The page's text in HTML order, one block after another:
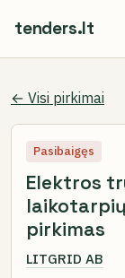
tenders.lt
← Visi pirkimai
Pasibaigęs
Elektros
pirkimas
LITGRID AB